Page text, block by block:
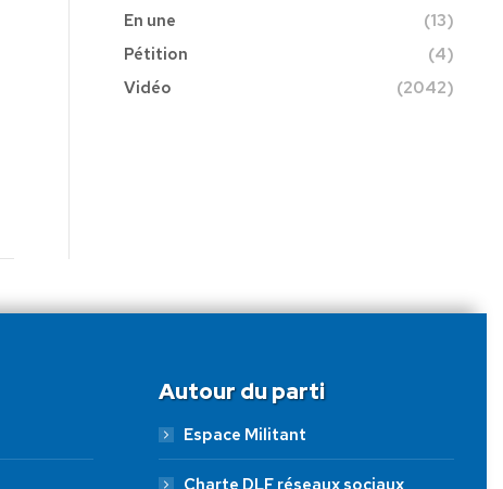
En une
(13)
Pétition
(4)
Vidéo
(2042)
Autour du parti
Espace Militant
Charte DLF réseaux sociaux